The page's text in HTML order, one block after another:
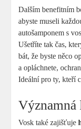
Dalším benefitním
abyste museli
autošamponem s
Ušetříte tak čas,
bát, že byste něco
a opláchnete,
Ideální pro ty, kteří
Významná
Vosk také zajišťuje